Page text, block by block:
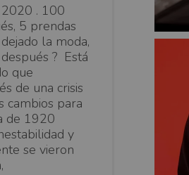
. 100
5 prendas
la moda,
? Está
que
de una crisis
cambios para
de 1920
y
se vieron